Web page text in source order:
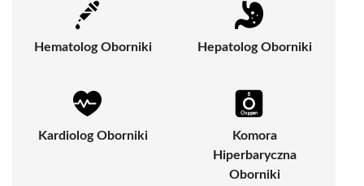
Hematolog Oborniki Hepatolog Oborniki
Kardiolog Oborniki
Komora
Hiperbaryczna
Oborniki